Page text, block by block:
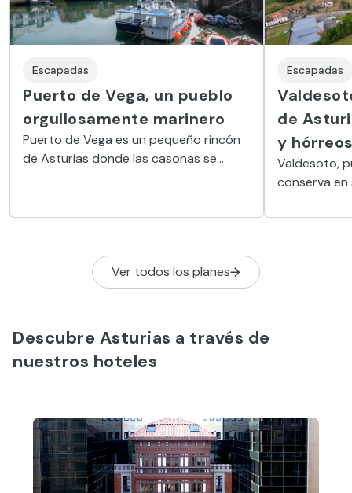
Escapadas
Puerto de Vega, un pueblo
orgullosamente marinero
Puerto de Vega es un pequeño rincón
de Asturias donde las casonas se
Escapadas
de
y
Valdesoto,
conserva en
valle pero
Ver todos los planes
Descubre Asturias a través de
nuestros hoteles